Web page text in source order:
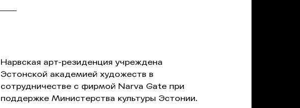
Нарвская aрт-pезиденция учреждена
Эстонской академией художеств в
сотрудничестве с фирмой Narva Gate при
поддержке Министерства культуры Эстонии.